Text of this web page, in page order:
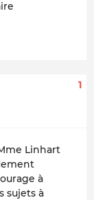
1
Linhart
à
sujets à